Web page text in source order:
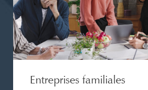
Entreprises familiales